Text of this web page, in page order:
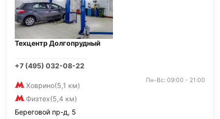
Техцентр Долгопрудный
+7 (495) 032-08-22
Ховрино(5,1 км)
Физтех(5,4 км)
Пн-Вс: 09:00 - 21:00
Береговой пр-д, 5